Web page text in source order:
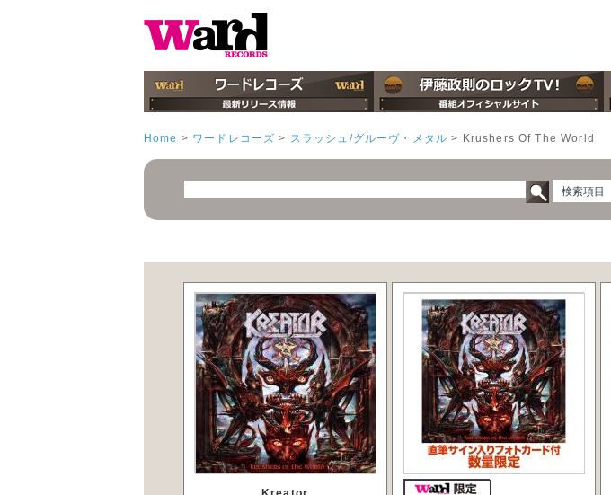
Home > ワードレコーズ > スラッシュ/グルーヴ・メタル > Krushers Of The World
検索項目